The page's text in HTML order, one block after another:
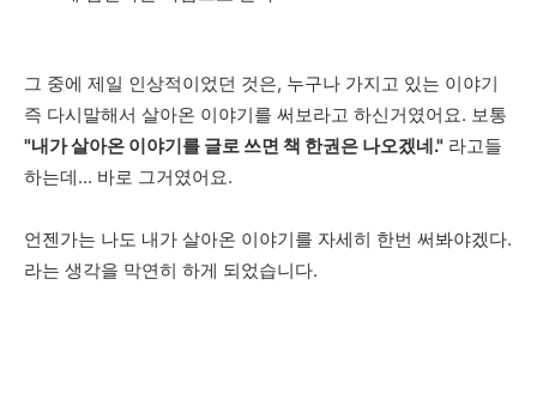
그 중에 제일 인상적이었던 것은, 누구나 가지고 있는 이야기
즉 다시말해서 살아온 이야기를 써보라고 하신거였어요. 보통
"내가 살아온 이야기를 글로 쓰면 책 한권은 나오겠네." 라고들
하는데... 바로 그거였어요.
언젠가는 나도 내가 살아온 이야기를 자세히 한번 써봐야겠다.
라는 생각을 막연히 하게 되었습니다.